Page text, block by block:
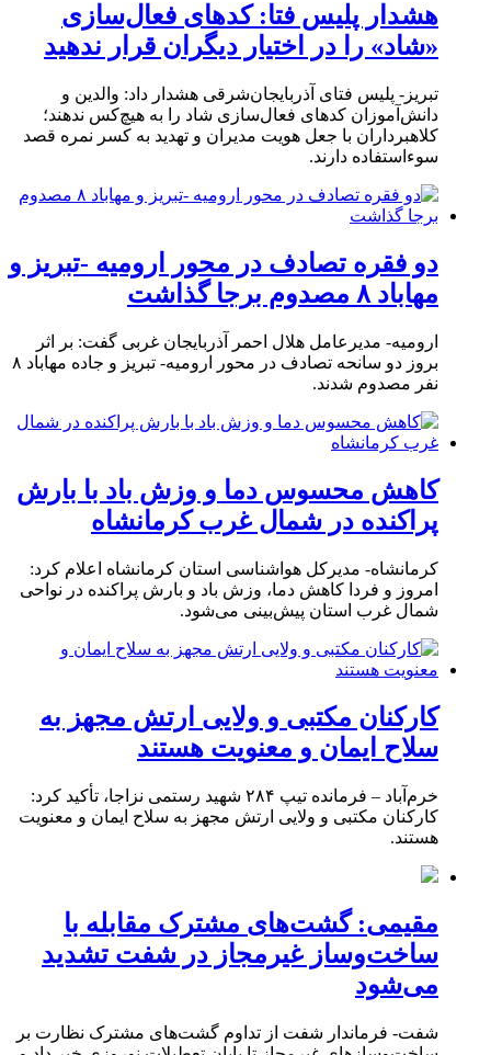
هشدار پلیس فتا: کدهای فعال‌سازی
«شاد» را در اختیار دیگران قرار ندهید
تبریز- پلیس فتای آذربایجان‌شرقی هشدار داد: والدین و
دانش‌آموزان کدهای فعال‌سازی شاد را به هیچ‌کس ندهند؛
کلاهبرداران با جعل هویت مدیران و تهدید به کسر نمره قصد
سوءاستفاده دارند.
دو فقره تصادف در محور ارومیه -تبریز و
مهاباد ۸ مصدوم برجا گذاشت
ارومیه- مدیرعامل هلال احمر آذربایجان غربی گفت: بر اثر
بروز دو سانحه تصادف در محور ارومیه- تبریز و جاده مهاباد ۸
نفر مصدوم شدند.
کاهش محسوس دما و وزش باد با بارش
پراکنده در شمال غرب کرمانشاه
کرمانشاه- مدیرکل هواشناسی استان کرمانشاه اعلام کرد:
امروز و فردا کاهش دما، وزش باد و بارش پراکنده در نواحی
شمال غرب استان پیش‌بینی می‌شود.
کارکنان مکتبی و ولایی ارتش مجهز به
سلاح ایمان و معنویت هستند
خرم‌آباد – فرمانده تیپ ۲۸۴ شهید رستمی نزاجا، تأکید کرد:
کارکنان مکتبی و ولایی ارتش مجهز به سلاح ایمان و معنویت
هستند.
مقیمی: گشت‌های مشترک مقابله با
ساخت‌وساز غیرمجاز در شفت تشدید
می‌شود
شفت- فرماندار شفت از تداوم گشت‌های مشترک نظارت بر